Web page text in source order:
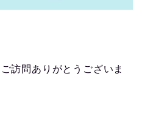
訪問ありがとうございま